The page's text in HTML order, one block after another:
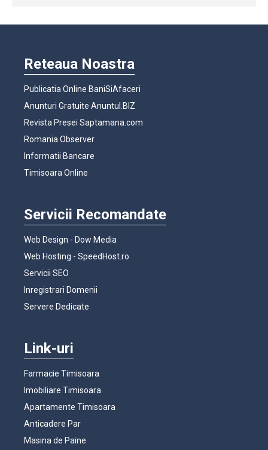
Reteaua Noastra
Publicatia Online BaniSiAfaceri
Anunturi Gratuite Anuntul.BIZ
Revista Presei Saptamana.com
Romania Observer
Informatii Bancare
Timisoara Online
Servicii Recomandate
Web Design - Dow Media
Web Hosting - SpeedHost.ro
Servicii SEO
Inregistrari Domenii
Servere Dedicate
Link-uri
Farmacie Timisoara
Imobiliare Timisoara
Apartamente Timisoara
Anticadere Par
Masina de Paine